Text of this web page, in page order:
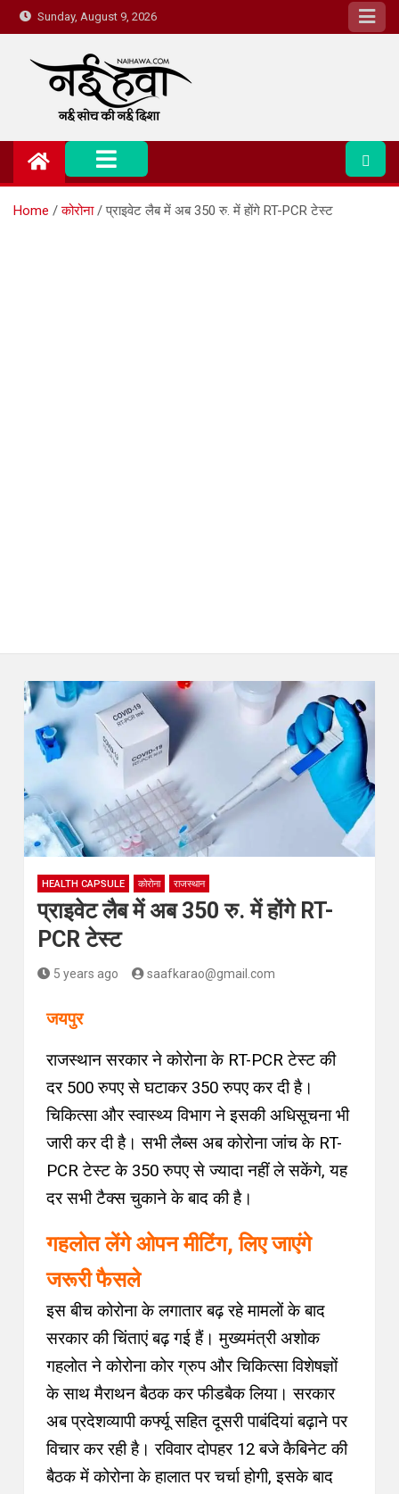
Sunday, August 9, 2026
Nai Hawa
Home कोरोना प्राइवेट लैब में अब 350 रु. में होंगे RT-PCR टेस्ट
HEALTH CAPSULE कोरोना राजस्थान
प्राइवेट लैब में अब 350 रु. में होंगे RT-
PCR टेस्ट
5 years ago saafkarao@gmail.com
जयपुर
राजस्थान सरकार ने कोरोना के RT-PCR टेस्ट की
दर 500 रुपए से घटाकर 350 रुपए कर दी है।
चिकित्सा और स्वास्थ्य विभाग ने इसकी अधिसूचना भी
जारी कर दी है। सभी लैब्स अब कोरोना जांच के RT-
PCR टेस्ट के 350 रुपए से ज्यादा नहीं ले सकेंगे, यह
दर सभी टैक्स चुकाने के बाद की है।
गहलोत लेंगे ओपन मीटिंग, लिए जाएंगे
जरूरी फैसले
इस बीच कोरोना के लगातार बढ़ रहे मामलों के बाद
सरकार की चिंताएं बढ़ गई हैं। मुख्यमंत्री अशोक
गहलोत ने कोरोना कोर ग्रुप और चिकित्सा विशेषज्ञों
के साथ मैराथन बैठक कर फीडबैक लिया। सरकार
अब प्रदेशव्यापी कर्फ्यू सहित दूसरी पाबंदियां बढ़ाने पर
विचार कर रही है। रविवार दोपहर 12 बजे कैबिनेट की
बैठक में कोरोना के हालात पर चर्चा होगी, इसके बाद